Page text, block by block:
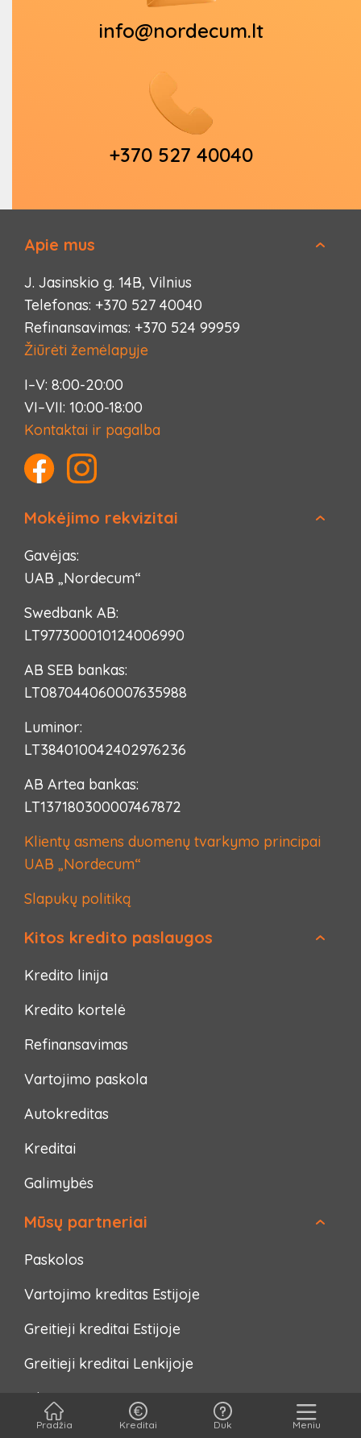
info@nordecum.lt
+370 527 40040
Apie mus
J. Jasinskio g. 14B, Vilnius
Telefonas: +370 527 40040
Refinansavimas: +370 524 99959
Žiūrėti žemėlapyje
I–V: 8:00-20:00
VI–VII: 10:00-18:00
Kontaktai ir pagalba
Mokėjimo rekvizitai
Gavėjas:
UAB „Nordecum“
Swedbank AB:
LT977300010124006990
AB SEB bankas:
LT087044060007635988
Luminor:
LT384010042402976236
AB Artea bankas:
LT137180300007467872
Klientų asmens duomenų tvarkymo principai
UAB „Nordecum“
Slapukų politiką
Kitos kredito paslaugos
Kredito linija
Kredito kortelė
Refinansavimas
Vartojimo paskola
Autokreditas
Kreditai
Galimybės
Mūsų partneriai
Paskolos
Vartojimo kreditas Estijoje
Greitieji kreditai Estijoje
Greitieji kreditai Lenkijoje
Inkaso
Skolų išieškojimas Estijoje
Pradžia Kreditai Duk Meniu